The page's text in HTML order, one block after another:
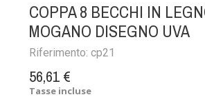
COPPA 8 BECCHI IN
MOGANO DISEGNO UVA
Riferimento:cp21
56,61 €
Tasse incluse